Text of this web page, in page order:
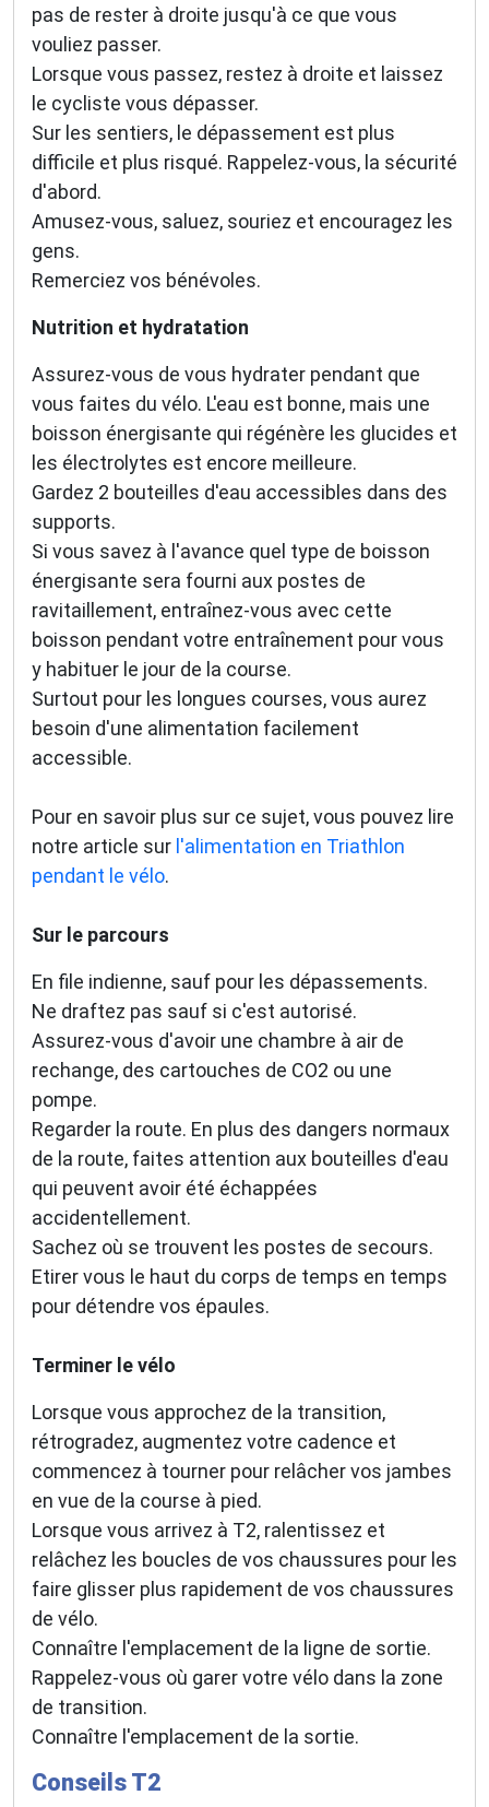
pas de rester à droite jusqu'à ce que vous
vouliez passer.
Lorsque vous passez, restez à droite et laissez
le cycliste vous dépasser.
Sur les sentiers, le dépassement est plus
difficile et plus risqué. Rappelez-vous, la sécurité
d'abord.
Amusez-vous, saluez, souriez et encouragez les
gens.
Remerciez vos bénévoles.
Nutrition et hydratation
Assurez-vous de vous hydrater pendant que
vous faites du vélo. L'eau est bonne, mais une
boisson énergisante qui régénère les glucides et
les électrolytes est encore meilleure.
Gardez 2 bouteilles d'eau accessibles dans des
supports.
Si vous savez à l'avance quel type de boisson
énergisante sera fourni aux postes de
ravitaillement, entraînez-vous avec cette
boisson pendant votre entraînement pour vous
y habituer le jour de la course.
Surtout pour les longues courses, vous aurez
besoin d'une alimentation facilement
accessible.
Pour en savoir plus sur ce sujet, vous pouvez lire
notre article sur l'alimentation en Triathlon
pendant le vélo.
Sur le parcours
En file indienne, sauf pour les dépassements.
Ne draftez pas sauf si c'est autorisé.
Assurez-vous d'avoir une chambre à air de
rechange, des cartouches de CO2 ou une
pompe.
Regarder la route. En plus des dangers normaux
de la route, faites attention aux bouteilles d'eau
qui peuvent avoir été échappées
accidentellement.
Sachez où se trouvent les postes de secours.
Etirer vous le haut du corps de temps en temps
pour détendre vos épaules.
Terminer le vélo
Lorsque vous approchez de la transition,
rétrogradez, augmentez votre cadence et
commencez à tourner pour relâcher vos jambes
en vue de la course à pied.
Lorsque vous arrivez à T2, ralentissez et
relâchez les boucles de vos chaussures pour les
faire glisser plus rapidement de vos chaussures
de vélo.
Connaître l'emplacement de la ligne de sortie.
Rappelez-vous où garer votre vélo dans la zone
de transition.
Connaître l'emplacement de la sortie.
Conseils T2